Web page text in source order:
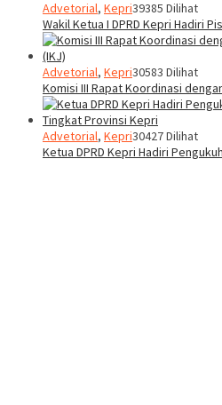
Advetorial, Kepri39385 Dilihat
Wakil Ketua I DPRD Kepri Hadiri
Advetorial, Kepri30583 Dilihat
Komisi III Rapat Koordinasi
Advetorial, Kepri30427 Dilihat
Ketua DPRD Kepri Hadiri